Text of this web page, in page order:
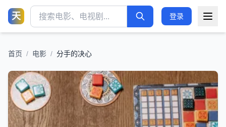
天 登录
首页 / 电影 / 分手的决心